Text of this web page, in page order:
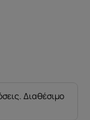
Διαθέσιμο